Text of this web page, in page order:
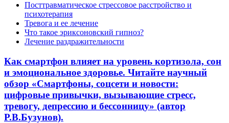
Посттравматическое стрессовое расстройство и
психотерапия
Тревога и ее лечение
Что такое эриксоновский гипноз?
Лечение раздражительности
Как смартфон влияет на уровень кортизола, сон
и эмоциональное здоровье. Читайте научный
обзор «Смартфоны, соцсети и новости:
цифровые привычки, вызывающие стресс,
тревогу, депрессию и бессонницу» (автор
Р.В.Бузунов).